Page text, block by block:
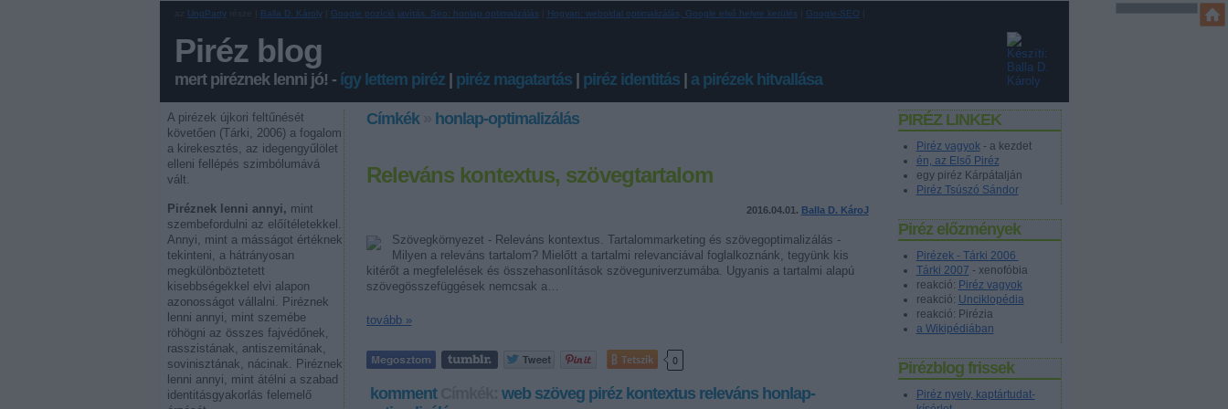
UngPartyrésze | Balla D. Károly| Google pozíció javítás. Seo: honlap optimalizálás| Hogyan: weboldal optimalizálás, Google első helyre kerülés| Google-SEO
Piréz blog
mert piréznek lenni jó! - így lettem piréz| piréz magatartás| piréz identitás| a pirézek hitvallása
A pirézek újkori feltűnését
követően (Tárki, 2006) a fogalom
a kirekesztés, az idegengyűlölet
elleni fellépés szimbólumává
vált.
Piréznek lenni annyi, mint
szembefordulni az előítéletekkel.
Annyi, mint a másságot értéknek
tekinteni, a hátrányosan
megkülönböztetett
kisebbségekkel elvi alapon
azonosságot vállalni. Piréznek
lenni annyi, mint szemébe
röhögni az összes fajvédőnek,
rasszistának, antiszemitának,
sovinisztának, nácinak. Piréznek
lenni annyi, mint átélni a szabad
identitásgyakorlás felemelő
PIRÉZ LINKEK
Piréz vagyok- a kezdet
én, az Első Piréz
egy piréz Kárpátalján
Piréz Tsúszó Sándor
Piréz előzmények
Pirézek - Tárki 2006
Tárki 2007 - xenofóbia
reakció: Piréz vagyok
reakció: Unciklopédia
reakció: Pirézia
a Wikipédiában
Pirézblog frissek
Piréz nyelv, kaptártudat-
Címkék» honlap-optimalizálás
Releváns kontextus, szövegtartalom
2016.04.01. Balla D. KároJ
Szövegkörnyezet - Releváns kontextus. Tartalommarketing és szövegoptimalizálás -
Milyen a releváns tartalom? Mielőtt a tartalmi relevanciával foglalkoznánk, tegyünk kis
kitérőt a megfelelések és összehasonlítások szöveguniverzumába. Ugyanis a tartalmi alapú
szövegösszefüggések nemcsak a…
tovább »
Tetszik 0
kommentCímkék: web szöveg piréz kontextus releváns honlap-